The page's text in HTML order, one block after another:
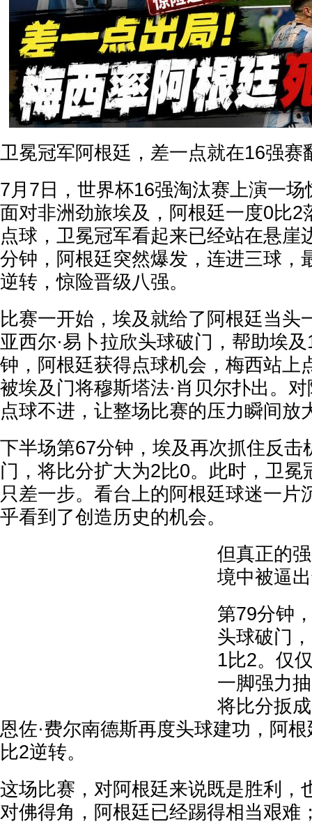
卫冕冠军阿根廷，差一点就在16强赛
7月7日，世界杯16强淘汰赛上演一
面对非洲劲旅埃及，阿根廷一度0比2
点球，卫冕冠军看起来已经站在悬崖
分钟，阿根廷突然爆发，连进三球，
逆转，惊险晋级八强。
比赛一开始，埃及就给了阿根廷当头
亚西尔·易卜拉欣头球破门，帮助埃
钟，阿根廷获得点球机会，梅西站上
被埃及门将穆斯塔法·肖贝尔扑出。
点球不进，让整场比赛的压力瞬间放
下半场第67分钟，埃及再次抓住反击
门，将比分扩大为2比0。此时，卫冕
只差一步。看台上的阿根廷球迷一片
乎看到了创造历史的机会。
但真正的
境中被逼
第79分钟
头球破门
1比2。仅
一脚强力
将比分扳
恩佐·费尔南德斯再度头球建功，阿
比2逆转。
这场比赛，对阿根廷来说既是胜利，
对佛得角，阿根廷已经踢得相当艰难